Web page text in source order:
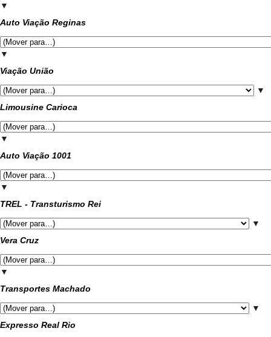
▼
Auto Viação Reginas
▼
Viação União
▼
Limousine Carioca
▼
Auto Viação 1001
▼
TREL - Transturismo Rei
▼
Vera Cruz
▼
Transportes Machado
▼
Expresso Real Rio